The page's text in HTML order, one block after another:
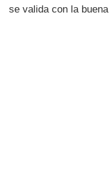
se valida con la